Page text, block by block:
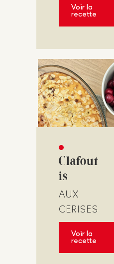
Voir la
recette
Clafout
is
AUX
CERISES
Voir la
recette